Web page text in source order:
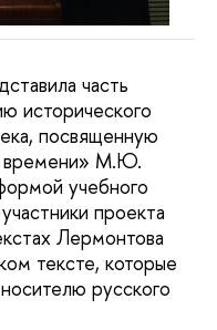
часть
исторического
посвященную
времени» М.Ю.
учебного
проекта
Лермонтова
тексте, которые
русского